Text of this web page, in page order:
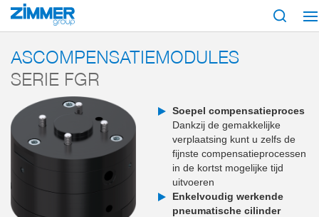
Start Producten Ascompensaties Serie
ASCOMPENSATIEMODULES
SERIE FGR
Soepel compensatieproces
Dankzij de gemakkelijke
verplaatsing kunt u zelfs de
fijnste compensatieprocessen
in de kortst mogelijke tijd
uitvoeren
Enkelvoudig werkende
pneumatische cilinder